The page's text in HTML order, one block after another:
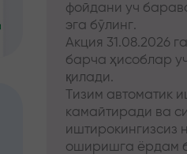
фойдани уч
эга бўлинг.
Акция 31.08.2026
барча ҳисоблар
қилади.
Тизим автоматик
камайтиради ва
иштирокингизсиз
оширишга ёрдам